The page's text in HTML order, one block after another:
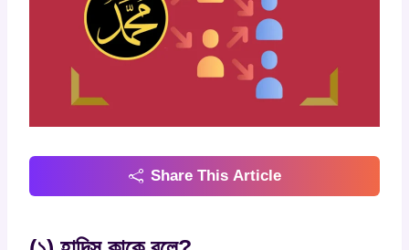
Share This Article